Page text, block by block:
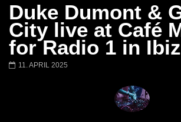
Später
Duke Dumont &
City live at Café
for Radio 1 in
11. APRIL 2025